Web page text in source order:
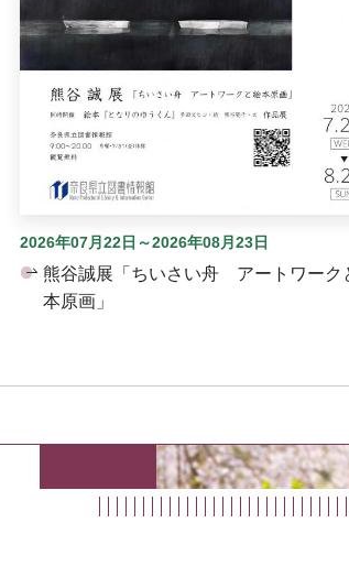
2026年07月22日～2026年08月23日
熊谷誠展「ちいさい舟 アートワーク
本原画」